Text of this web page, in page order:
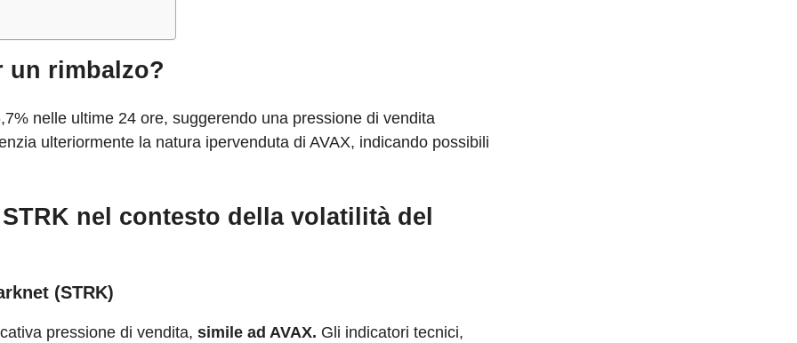
un rimbalzo?
nelle ultime 24 ore, suggerendo una pressione di vendita
ulteriormente la natura ipervenduta di AVAX, indicando possibili
nel contesto della volatilità del
(STRK)
pressione di vendita, simile ad AVAX. Gli indicatori tecnici,